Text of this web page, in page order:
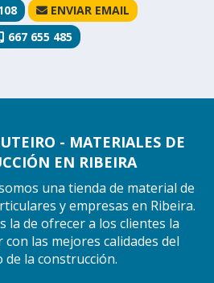
ENVIAR EMAIL
667 655 485
- MATERIALES DE
EN RIBEIRA
una tienda de material de
y empresas en Ribeira.
la de ofrecer a los clientes la
las mejores calidades del
de la construcción.